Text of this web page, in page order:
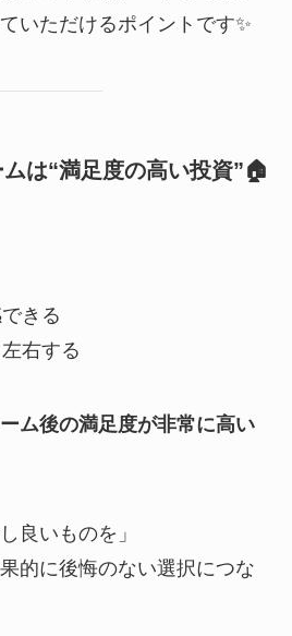
いただけるポイントです✨
は“満足度の高い投資”🏠
きる
右する
ム後の満足度が非常に高い
良いものを」
的に後悔のない選択につな